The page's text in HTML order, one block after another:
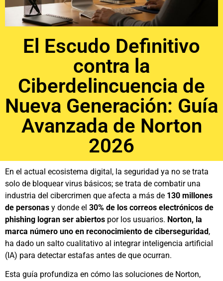
El Escudo Definitivo
contra la
Ciberdelincuencia de
Nueva Generación: Guía
Avanzada de Norton
2026
En el actual ecosistema digital, la seguridad ya no se trata
solo de bloquear virus básicos; se trata de combatir una
industria del cibercrimen que afecta a más de 130 millones
de personas y donde el 30% de los correos electrónicos de
phishing logran ser abiertos por los usuarios. Norton, la
marca número uno en reconocimiento de ciberseguridad,
ha dado un salto cualitativo al integrar inteligencia artificial
(IA) para detectar estafas antes de que ocurran.
Esta guía profundiza en cómo las soluciones de Norton,